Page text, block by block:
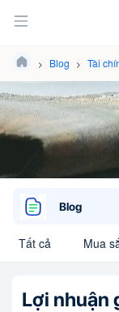
Blog Tài
Blog
Tất cả Mua
Lợi nhuận